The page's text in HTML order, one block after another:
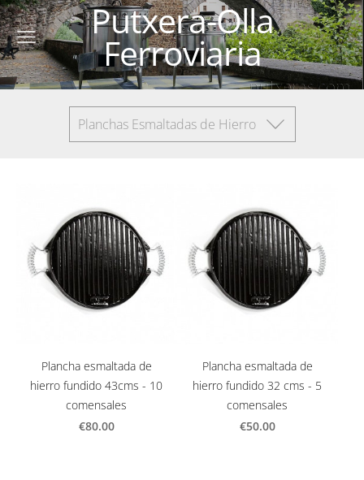
Putxera-Olla
Ferroviaria
Planchas Esmaltadas de Hierro
Plancha esmaltada de
hierro fundido 43cms - 10
comensales
€80.00
Plancha esmaltada de
hierro fundido 32 cms - 5
comensales
€50.00